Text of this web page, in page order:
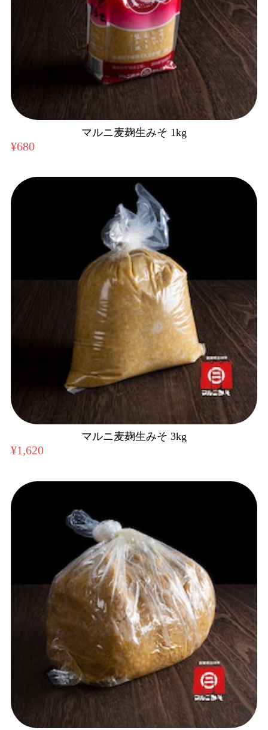
マルニ麦麹生みそ 1kg
¥680
マルニ麦麹生みそ 3kg
¥1,620